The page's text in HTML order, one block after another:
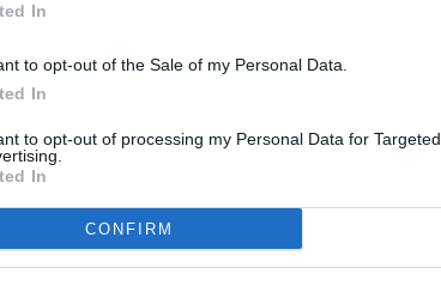
In
to opt-out of the Sale of my Personal Data.
In
to opt-out of processing my Personal Data for Targeted
In
CONFIRM